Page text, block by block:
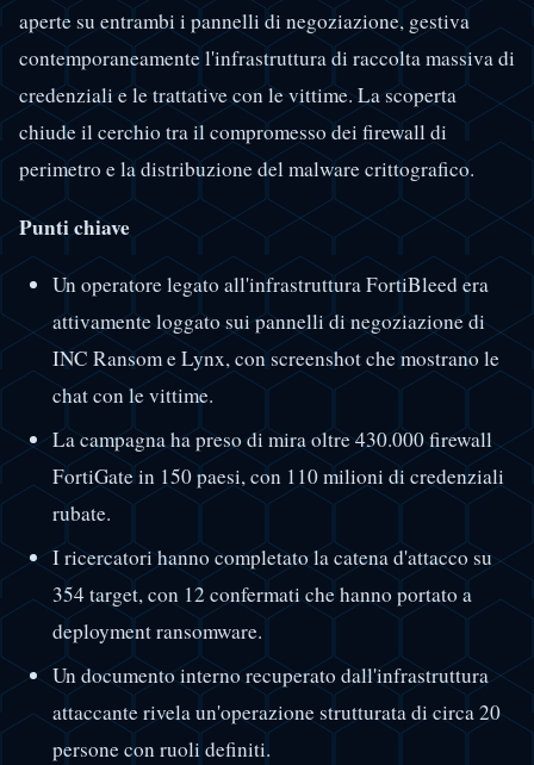
aperte su entrambi i pannelli di negoziazione, gestiva
contemporaneamente l'infrastruttura di raccolta massiva di
credenziali e le trattative con le vittime. La scoperta
chiude il cerchio tra il compromesso dei firewall di
perimetro e la distribuzione del malware crittografico.
Punti chiave
Un operatore legato all'infrastruttura FortiBleed era
attivamente loggato sui pannelli di negoziazione di
INC Ransom e Lynx, con screenshot che mostrano le
chat con le vittime.
La campagna ha preso di mira oltre 430.000 firewall
FortiGate in 150 paesi, con 110 milioni di credenziali
rubate.
I ricercatori hanno completato la catena d'attacco su
354 target, con 12 confermati che hanno portato a
deployment ransomware.
Un documento interno recuperato dall'infrastruttura
attaccante rivela un'operazione strutturata di circa 20
persone con ruoli definiti.